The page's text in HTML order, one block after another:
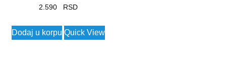
2.590
Dodaj u korpu Quick View